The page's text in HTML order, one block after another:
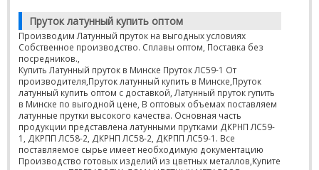
Пруток латунный купить оптом
Производим Латунный пруток на выгодных условиях
Собственное производство. Сплавы оптом, Поставка без
посредников.,
Купить Латунный пруток в Минске Пруток ЛС59-1 От
производителя,Пруток латунный купить в Минске,Пруток
латунный купить оптом с доставкой, Латунный пруток rупить
в Минске по выгодной цене, В оптовых объемах поставляем
латунные прутки высокого качества. Основная часть
продукции представлена латунными прутками ДКРНП ЛС59-
1, ДКРПП ЛС58-2, ДКРНП ЛС58-2, ДКРПП ЛС59-1. Все
поставляемое сырье имеет необходимую документацию
Производство готовых изделий из цветных металлов,Купите